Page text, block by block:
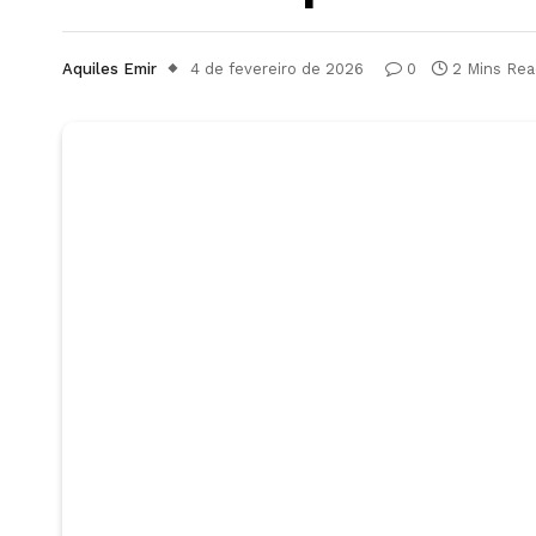
Aquiles Emir 4 de fevereiro de 2026 0 2 Mins